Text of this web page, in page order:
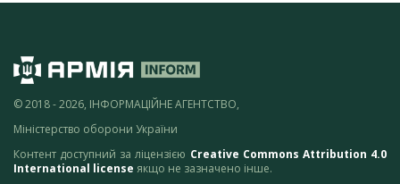
© 2018 - 2026, ІНФОРМАЦІЙНЕ АГЕНТСТВО,
Міністерство оборони України
Контент доступний за ліцензією Creative Commons Attribution 4.0
International license якщо не зазначено інше.